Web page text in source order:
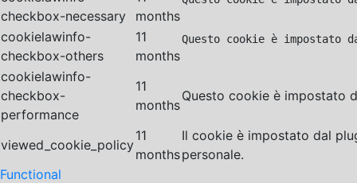
checkbox-necessary
months
cookielawinfo-
checkbox-others
11
months
Questo cookie è
cookielawinfo-
checkbox-
performance
11
months
Questo cookie è impostato
viewed_cookie_policy
11
months
Il cookie è impostato dal
personale.
Functional